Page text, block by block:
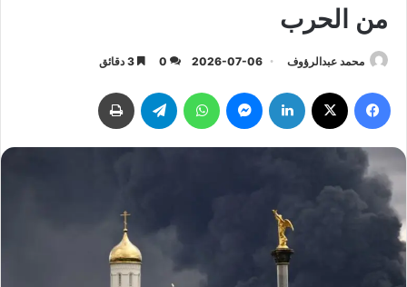
من الحرب
محمد عبدالرؤوف 2026-07-06
0